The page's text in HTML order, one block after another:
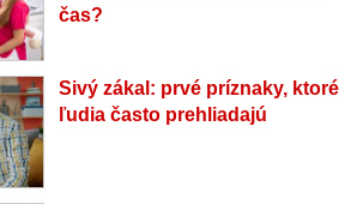
čas?
Sivý zákal: prvé príznaky, ktoré
ľudia často prehliadajú